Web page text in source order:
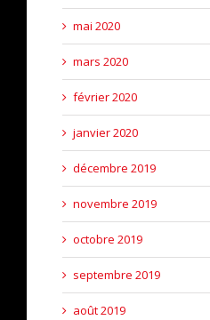
mai 2020
mars 2020
février 2020
janvier 2020
décembre 2019
novembre 2019
octobre 2019
septembre 2019
août 2019